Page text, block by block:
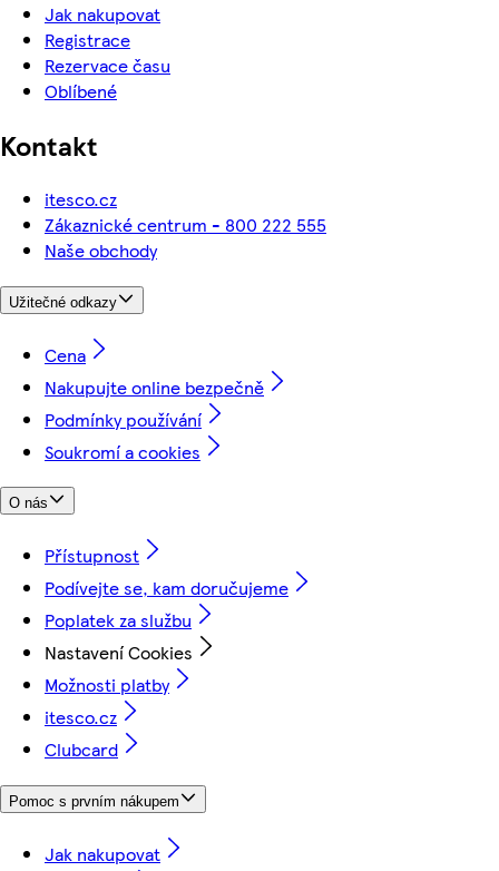
Jak nakupovat
Registrace
Rezervace času
Oblíbené
Kontakt
itesco.cz
Zákaznické centrum - 800 222 555
Naše obchody
Užitečné odkazy
Cena
Nakupujte online bezpečně
Podmínky používání
Soukromí a cookies
O nás
Přístupnost
Podívejte se, kam doručujeme
Poplatek za službu
Nastavení Cookies
Možnosti platby
itesco.cz
Clubcard
Pomoc s prvním nákupem
Jak nakupovat